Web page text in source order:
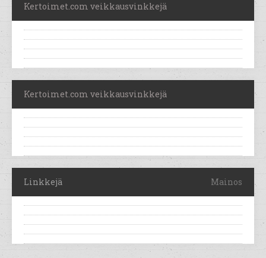
Kertoimet.com veikkausvinkkejä
Kertoimet.com veikkausvinkkejä
Linkkejä Mainos